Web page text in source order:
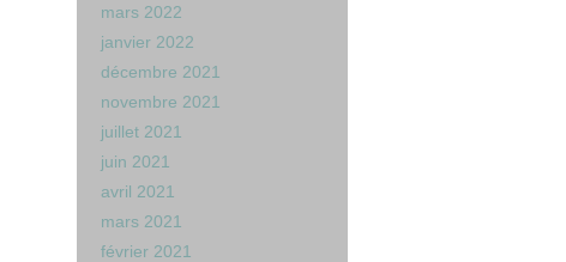
mars 2022
janvier 2022
décembre 2021
novembre 2021
juillet 2021
juin 2021
avril 2021
mars 2021
février 2021